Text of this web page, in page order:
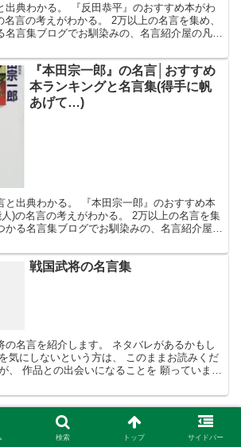
出典わかる。 『反田恭平』のおすすめ本がわ
言の考えがわかる。 2万以上の名言を集め、
言集ブログでお馴染みの、名言紹介屋の凡夫
『本田宗一郎』の名言│おすすめ
本ランキングと名言集(得手に帆
あげて…)
と出典わかる。 『本田宗一郎』のおすすめ本
)の名言の考えがわかる。 2万以上の名言を集
る名言集ブログでお馴染みの、名言紹介屋の
戦国武将の名言集
の名言を紹介します。 ネタバレがあるかもし
気にしないという方は、 このままお読みくだ
、 作品との出会いになることを 願っていま
検索 トップ サイドバー